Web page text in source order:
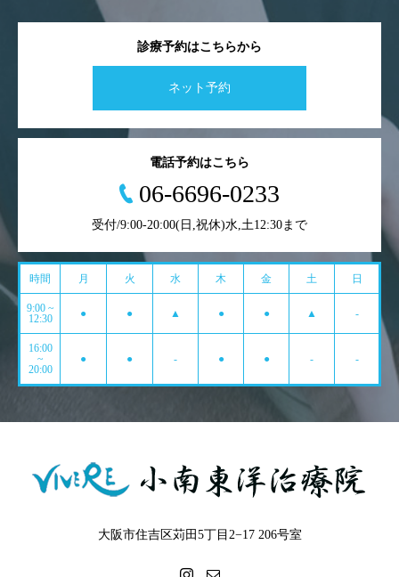
診療予約はこちらから
ネット予約
電話予約はこちら
06-6696-0233
受付/9:00-20:00(日,祝休)水,土12:30まで
時間 月 火 水 木 金 土 日
9:00 ~
12:30
● ● ▲ ● ● ▲ -
16:00
~
20:00
● ● - ● ● - -
大阪市住吉区苅田5丁目2−17 206号室